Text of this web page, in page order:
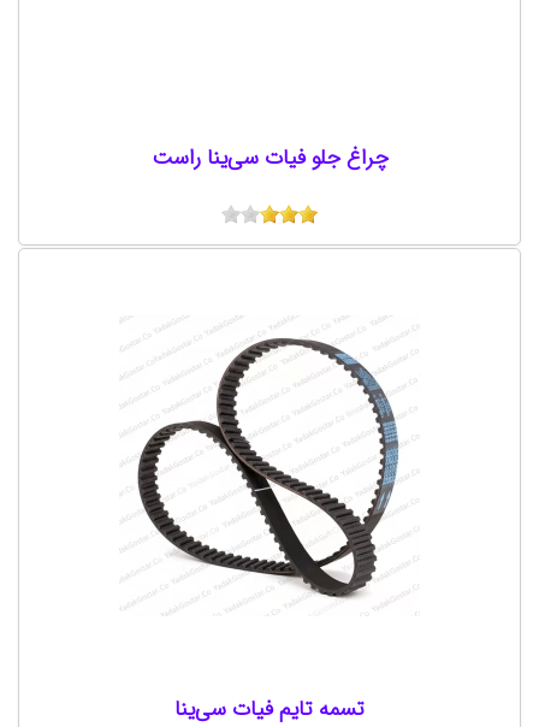
چراغ جلو فیات سی‌ینا راست
تسمه تایم فیات سی‌ینا